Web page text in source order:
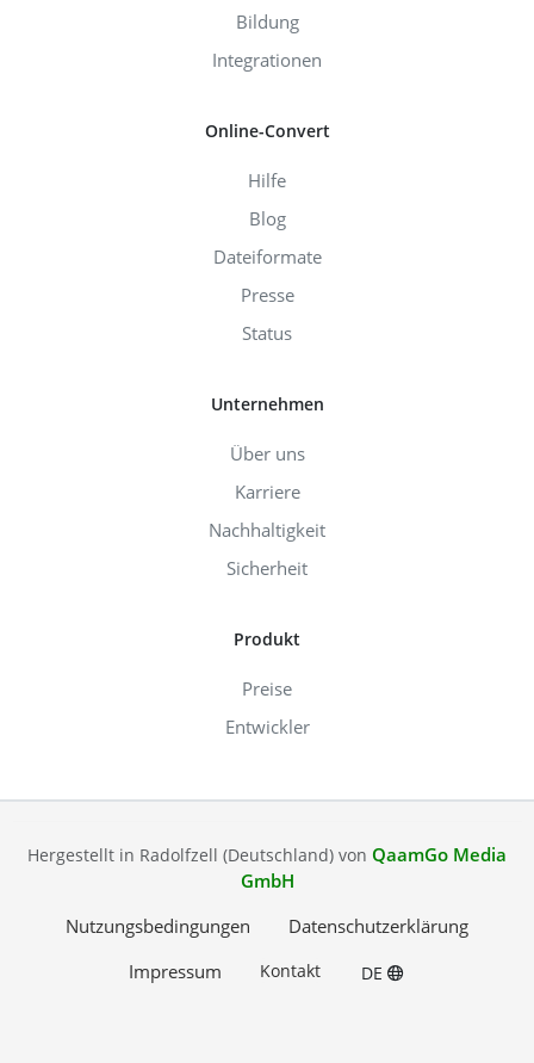
Bildung
Integrationen
Online-Convert
Hilfe
Blog
Dateiformate
Presse
Status
Unternehmen
Über uns
Karriere
Nachhaltigkeit
Sicherheit
Produkt
Preise
Entwickler
Hergestellt in Radolfzell (Deutschland) von QaamGo Media
GmbH
Nutzungsbedingungen
Datenschutzerklärung
Impressum
Kontakt DE